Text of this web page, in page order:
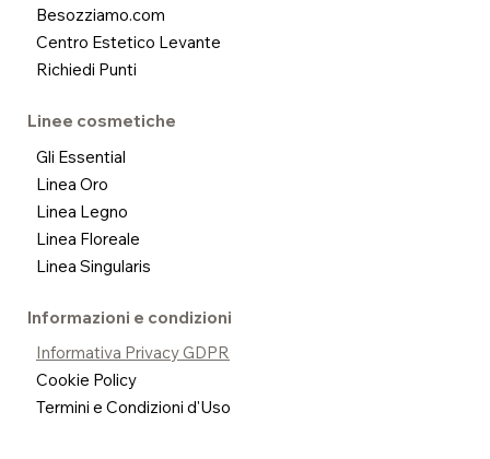
Informazioni e condizioni
Informativa Privacy GDPR
Cookie Policy
Termini e Condizioni d'Uso
Besozziamo.com
Centro Estetico Levante
Richiedi Punti
Linee cosmetiche
Gli Essential
Linea Oro
Linea Legno
Linea Floreale
Linea Singularis